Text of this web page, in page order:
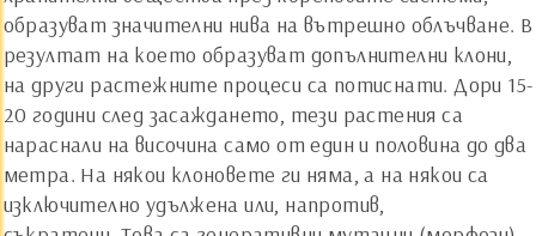
образуват значителни нива на вътрешно облъчване. В
резултат на което образуват допълнителни клони,
на други растежните процеси са потиснати. Дори 15-
20 години след засаждането, тези растения са
нараснали на височина само от един и половина до два
метра. На някои клоновете ги няма, а на някои са
изключително удължена или, напротив,